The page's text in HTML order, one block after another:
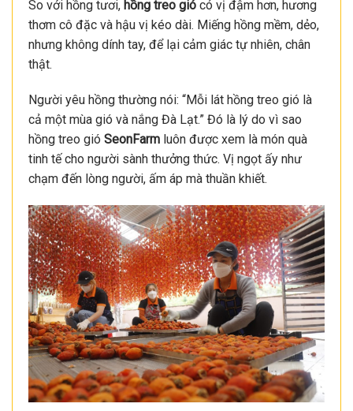
So với hồng tươi, hồng treo gió có vị đậm hơn, hương
thơm cô đặc và hậu vị kéo dài. Miếng hồng mềm, dẻo,
nhưng không dính tay, để lại cảm giác tự nhiên, chân
thật.
Người yêu hồng thường nói: “Mỗi lát hồng treo gió là
cả một mùa gió và nắng Đà Lạt.” Đó là lý do vì sao
hồng treo gió SeonFarm luôn được xem là món quà
tinh tế cho người sành thưởng thức. Vị ngọt ấy như
chạm đến lòng người, ấm áp mà thuần khiết.